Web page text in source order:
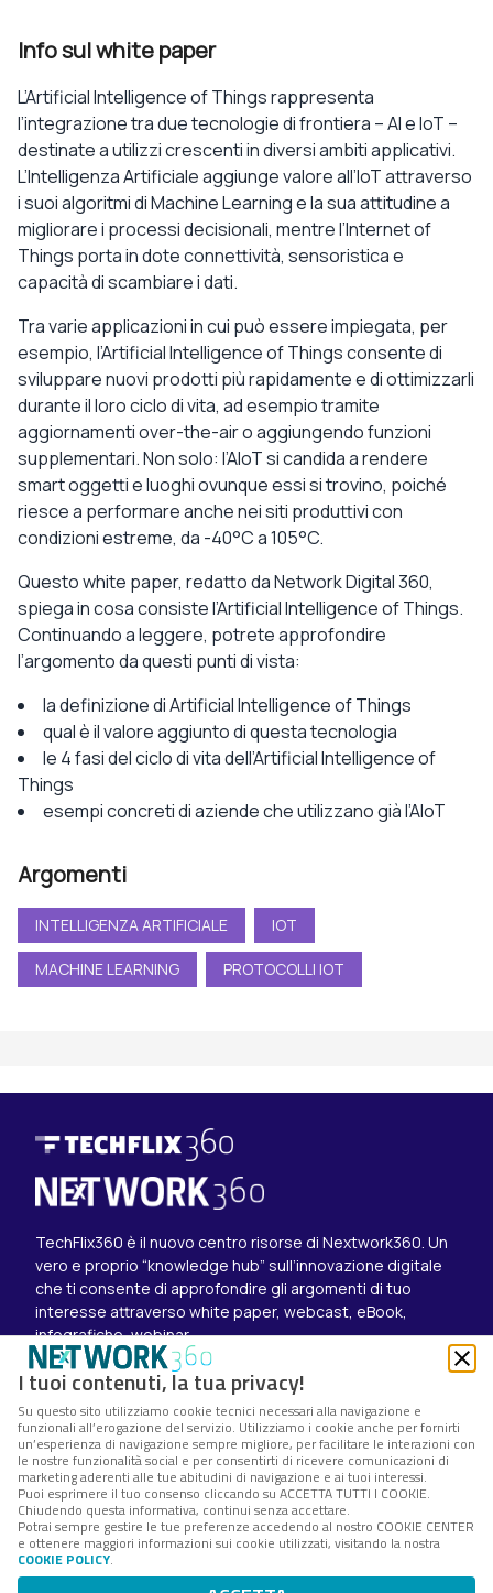
Info sul white paper
L’Artificial Intelligence of Things rappresenta
l’integrazione tra due tecnologie di frontiera – AI e IoT –
destinate a utilizzi crescenti in diversi ambiti applicativi.
L’Intelligenza Artificiale aggiunge valore all’IoT attraverso
i suoi algoritmi di Machine Learning e la sua attitudine a
migliorare i processi decisionali, mentre l’Internet of
Things porta in dote connettività, sensoristica e
capacità di scambiare i dati.
Tra varie applicazioni in cui può essere impiegata, per
esempio, l’Artificial Intelligence of Things consente di
sviluppare nuovi prodotti più rapidamente e di ottimizzarli
durante il loro ciclo di vita, ad esempio tramite
aggiornamenti over-the-air o aggiungendo funzioni
supplementari. Non solo: l’AIoT si candida a rendere
smart oggetti e luoghi ovunque essi si trovino, poiché
riesce a performare anche nei siti produttivi con
condizioni estreme, da -40°C a 105°C.
Questo white paper, redatto da Network Digital 360,
spiega in cosa consiste l’Artificial Intelligence of Things.
Continuando a leggere, potrete approfondire
l’argomento da questi punti di vista:
la definizione di Artificial Intelligence of Things
qual è il valore aggiunto di questa tecnologia
le 4 fasi del ciclo di vita dell’Artificial Intelligence of
Things
esempi concreti di aziende che utilizzano già l’AIoT
Argomenti
INTELLIGENZA ARTIFICIALE IOT
MACHINE LEARNING PROTOCOLLI IOT
TechFlix360 è il nuovo centro risorse di Nextwork360. Un
vero e proprio “knowledge hub” sull’innovazione digitale
che ti consente di approfondire gli argomenti di tuo
interesse attraverso white paper, webcast, eBook,
infografiche, webinar.
Esplora i contenuti
Canali
White paper
Eventi on demand
Eventi futuri
Seguici su
Twitter
LinkedIn
Instagram
Nextwork360 – Codice fiscale e Partita IVA 13868590962
I tuoi contenuti, la tua privacy!
Su questo sito utilizziamo cookie tecnici necessari alla navigazione e
funzionali all’erogazione del servizio. Utilizziamo i cookie anche per fornirti
un’esperienza di navigazione sempre migliore, per facilitare le interazioni con
le nostre funzionalità social e per consentirti di ricevere comunicazioni di
marketing aderenti alle tue abitudini di navigazione e ai tuoi interessi.
Puoi esprimere il tuo consenso cliccando su ACCETTA TUTTI I COOKIE.
Chiudendo questa informativa, continui senza accettare.
Potrai sempre gestire le tue preferenze accedendo al nostro COOKIE CENTER
e ottenere maggiori informazioni sui cookie utilizzati, visitando la nostra
COOKIE POLICY.